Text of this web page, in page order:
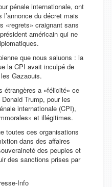
pénale internationale, ont
du décret mais
«regrets» craignant sans
américain qui ne
que nous saluons : la
la CPI avait inculpé de
Gazaouis.
étrangères a «félicité» ce
Trump, pour les
internationale (CPI),
» et illégitimes.
toutes ces organisations
dans des affaires
des peuples et
des sanctions prises par
Info